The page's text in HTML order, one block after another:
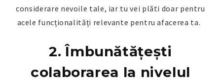
considerare nevoile tale, iar tu vei plăti doar pentru
acele funcționalități relevante pentru afacerea ta.
2. Îmbunătățești
colaborarea la nivelul